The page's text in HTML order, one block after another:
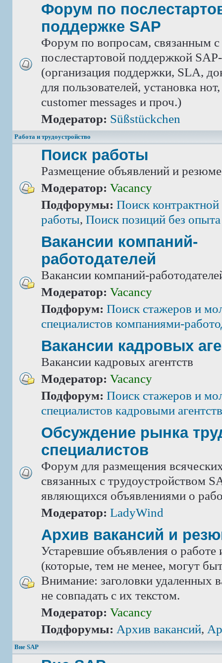
Форум по
поддержке SAP
Форум по вопросам, связанным с
послестартовой поддержкой
(организация поддержки, SLA,
для пользователей, установка
customer messages и проч.)
Модератор: Süßstückchen
Работа и трудоустройство
Поиск работы
Размещение объявлений и резюме
Модератор: Vacancy
Подфорумы: Поиск
работы, Поиск позиций без
Вакансии компаний-
работодателей
Вакансии компаний-
Модератор: Vacancy
Подфорум: Поиск стажеров и
специалистов компаниями-
Вакансии кадровых
Вакансии кадровых агентств
Модератор: Vacancy
Подфорум: Поиск стажеров и
специалистов кадровыми
Обсуждение рынка
специалистов
Форум для размещения
связанных с трудоустройством
являющихся объявлениями о
Модератор: LadyWind
Архив вакансий и
Устаревшие объявления о работе
(которые, тем не менее, могут
Внимание: заголовки удаленных
не совпадать с их текстом.
Модератор: Vacancy
Подфорумы: Архив вакансий,
Вне SAP